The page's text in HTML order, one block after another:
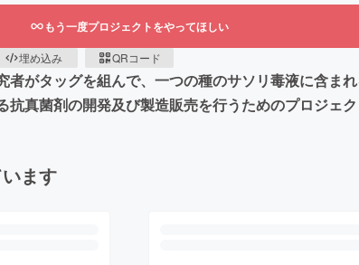
もう一度プロジェクトをやってほしい
埋め込み QRコード
がタッグを組んで、一つの種のサソリ毒液に含ま
真菌剤の開発及び製造販売を行うためのプロジェク
ます